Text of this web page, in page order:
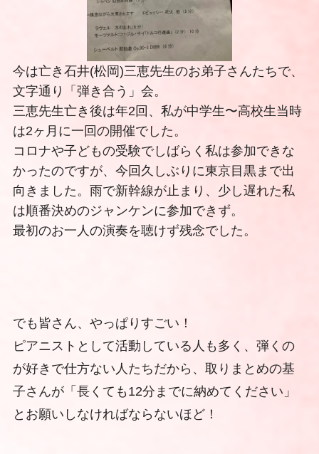
今は亡き石井(松岡)三恵先生のお弟子さんたちで、
文字通り「弾き合う」会。
三恵先生亡き後は年2回、私が中学生〜高校生当時
は2ヶ月に一回の開催でした。
コロナや子どもの受験でしばらく私は参加できな
かったのですが、今回久しぶりに東京目黒まで出
向きました。雨で新幹線が止まり、少し遅れた私
は順番決めのジャンケンに参加できず。
最初のお一人の演奏を聴けず残念でした。
でも皆さん、やっぱりすごい！
ピアニストとして活動している人も多く、弾くの
が好きで仕方ない人たちだから、取りまとめの基
子さんが「長くても12分までに納めてください」
とお願いしなければならないほど！